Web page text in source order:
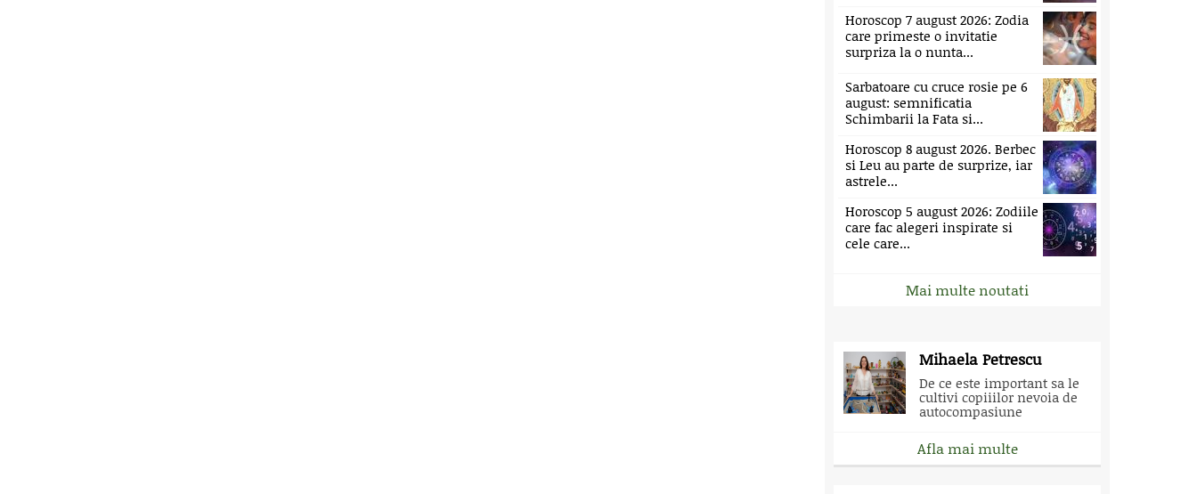
Horoscop 7 august 2026: Zodia
care primeste o invitatie
surpriza la o nunta...
Sarbatoare cu cruce rosie pe 6
august: semnificatia
Schimbarii la Fata si...
Horoscop 8 august 2026. Berbec
si Leu au parte de surprize, iar
astrele...
Horoscop 5 august 2026: Zodiile
care fac alegeri inspirate si
cele care...
Mai multe noutati
Mihaela Petrescu
De ce este important sa le
cultivi copiiilor nevoia de
autocompasiune
Afla mai multe